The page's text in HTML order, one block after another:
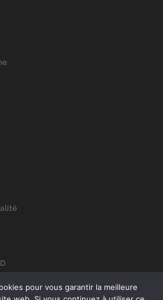
pour vous garantir la meilleure